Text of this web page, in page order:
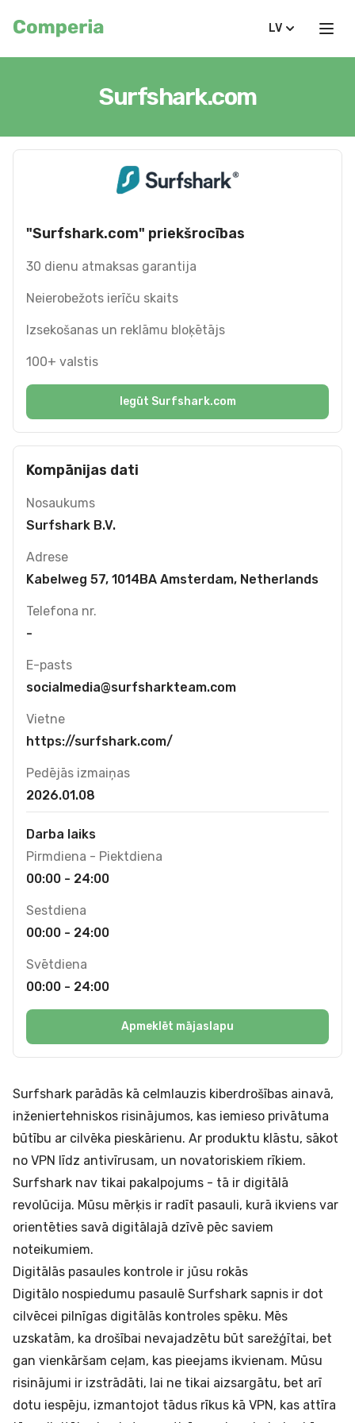
LV
Surfshark.com
"Surfshark.com" priekšrocības
30 dienu atmaksas garantija
Neierobežots ierīču skaits
Izsekošanas un reklāmu bloķētājs
100+ valstis
Iegūt Surfshark.com
Kompānijas dati
Nosaukums
Surfshark B.V.
Adrese
Kabelweg 57, 1014BA Amsterdam, Netherlands
Telefona nr.
-
E-pasts
socialmedia@surfsharkteam.com
Vietne
https://surfshark.com/
Pedējās izmaiņas
2026.01.08
Darba laiks
Pirmdiena - Piektdiena
00:00 - 24:00
Sestdiena
00:00 - 24:00
Svētdiena
00:00 - 24:00
Apmeklēt mājaslapu
Surfshark parādās kā celmlauzis kiberdrošības ainavā,
inženiertehniskos risinājumos, kas iemieso privātuma
būtību ar cilvēka pieskārienu. Ar produktu klāstu, sākot
no VPN līdz antivīrusam, un novatoriskiem rīkiem.
Surfshark nav tikai pakalpojums - tā ir digitālā
revolūcija. Mūsu mērķis ir radīt pasauli, kurā ikviens var
orientēties savā digitālajā dzīvē pēc saviem
noteikumiem.
Digitālās pasaules kontrole ir jūsu rokās
Digitālo nospiedumu pasaulē Surfshark sapnis ir dot
cilvēcei pilnīgas digitālās kontroles spēku. Mēs
uzskatām, ka drošībai nevajadzētu būt sarežģītai, bet
gan vienkāršam ceļam, kas pieejams ikvienam. Mūsu
risinājumi ir izstrādāti, lai ne tikai aizsargātu, bet arī
dotu iespēju, izmantojot tādus rīkus kā VPN, kas attīra